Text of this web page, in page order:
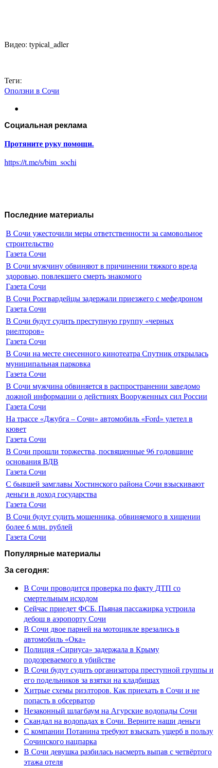
Видео: typical_adler
Теги:
Оползни в Сочи
Социальная реклама
Протяните руку помощи.
https://t.me/s/bim_sochi
Последние материалы
В Сочи ужесточили меры ответственности за самовольное
строительство
Газета Сочи
В Сочи мужчину обвиняют в причинении тяжкого вреда
здоровью, повлекшего смерть знакомого
Газета Сочи
В Сочи Росгвардейцы задержали приезжего с мефедроном
Газета Сочи
В Сочи будут судить преступную группу «черных
риелторов»
Газета Сочи
В Сочи на месте снесенного кинотеатра Спутник открылась
муниципальная парковка
Газета Сочи
В Сочи мужчина обвиняется в распространении заведомо
ложной информации о действиях Вооруженных сил России
Газета Сочи
На трассе «Джубга – Сочи» автомобиль «Ford» улетел в
кювет
Газета Сочи
В Сочи прошли торжества, посвященные 96 годовщине
основания ВДВ
Газета Сочи
С бывшей замглавы Хостинского района Сочи взыскивают
деньги в доход государства
Газета Сочи
В Сочи будут судить мошенника, обвиняемого в хищении
более 6 млн. рублей
Газета Сочи
Популярные материалы
За сегодня:
В Сочи проводится проверка по факту ДТП со
смертельным исходом
Сейчас приедет ФСБ. Пьяная пассажирка устроила
дебош в аэропорту Сочи
В Сочи двое парней на мотоцикле врезались в
автомобиль «Ока»
Полиция «Сириуса» задержала в Крыму
подозреваемого в убийстве
В Сочи будут судить организатора преступной группы и
его подельников за взятки на кладбищах
Хитрые схемы риэлторов. Как приехать в Сочи и не
попасть в обсерватор
Незаконный шлагбаум на Агурские водопады Сочи
Скандал на водопадах в Сочи. Верните наши деньги
С компании Потанина требуют взыскать ущерб в пользу
Сочинского нацпарка
В Сочи девушка разбилась насмерть выпав с четвёртого
этажа отеля